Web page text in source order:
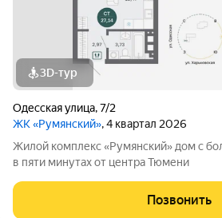
3D-тур
Одесская улица,7/2
ЖК «Румянский», 4 квартал 2026
Жилой комплекс «Румянский» дом с большими перспективами
в пяти минутах от центра Тюмени
Позвонить